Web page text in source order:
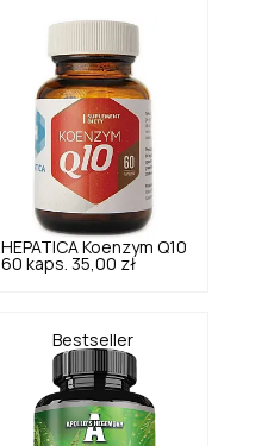
HEPATICA Koenzym Q10
60 kaps. 35,00 zł
Bestseller